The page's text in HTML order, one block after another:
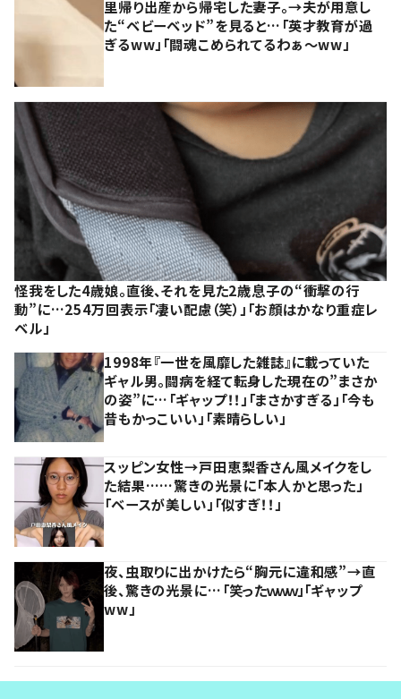
里帰り出産から帰宅した妻子。→夫が用意し
た“ベビーベッド”を見ると…「英才教育が過
ぎるww」「闘魂こめられてるわぁ～ww」
怪我をした4歳娘。直後、それを見た2歳息子の“衝撃の行
動”に…254万回表示「凄い配慮（笑）」「お顔はかなり重症レ
ベル」
1998年『一世を風靡した雑誌』に載っていた
ギャル男。闘病を経て転身した現在の”まさか
の姿”に…「ギャップ！！」「まさかすぎる」「今も
昔もかっこいい」「素晴らしい」
スッピン女性→戸田恵梨香さん風メイクをし
た結果……驚きの光景に「本人かと思った」
「ベースが美しい」「似すぎ！！」
夜、虫取りに出かけたら“胸元に違和感”→直
後、驚きの光景に…「笑ったｗｗｗ」「ギャップ
ww」